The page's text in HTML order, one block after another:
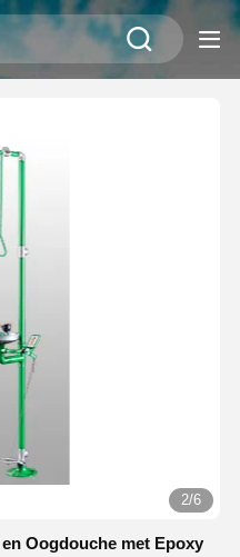
2/6
Oogdouche met Epoxy